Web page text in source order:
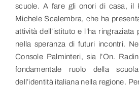
scuole. A fare gli onori di casa, il
Michele Scalembra, che ha
attività dell’istituto e l’ha ringraziata
nella speranza di futuri incontri.
Console Palminteri, sia l’On.
fondamentale ruolo della
dell’identità italiana nella regione.